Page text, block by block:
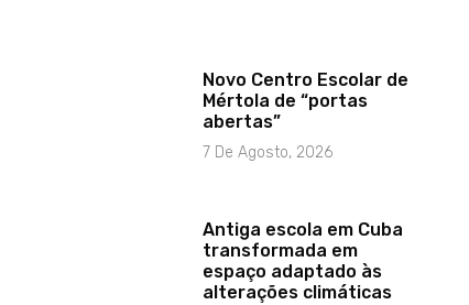
Novo Centro Escolar de
Mértola de “portas
abertas”
7 De Agosto, 2026
Antiga escola em Cuba
transformada em
espaço adaptado às
alterações climáticas